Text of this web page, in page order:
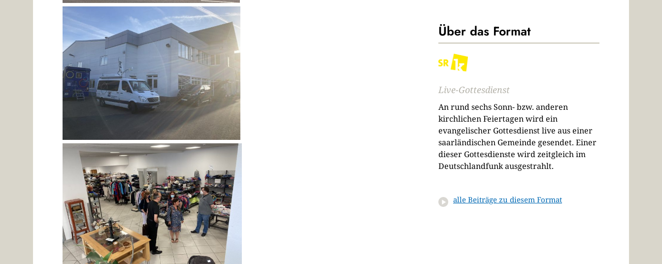
Über das Format
Live-Gottesdienst
An rund sechs Sonn- bzw. anderen
kirchlichen Feiertagen wird ein
evangelischer Gottesdienst live aus einer
saarländischen Gemeinde gesendet. Einer
dieser Gottesdienste wird zeitgleich im
Deutschlandfunk ausgestrahlt.
alle Beiträge zu diesem Format